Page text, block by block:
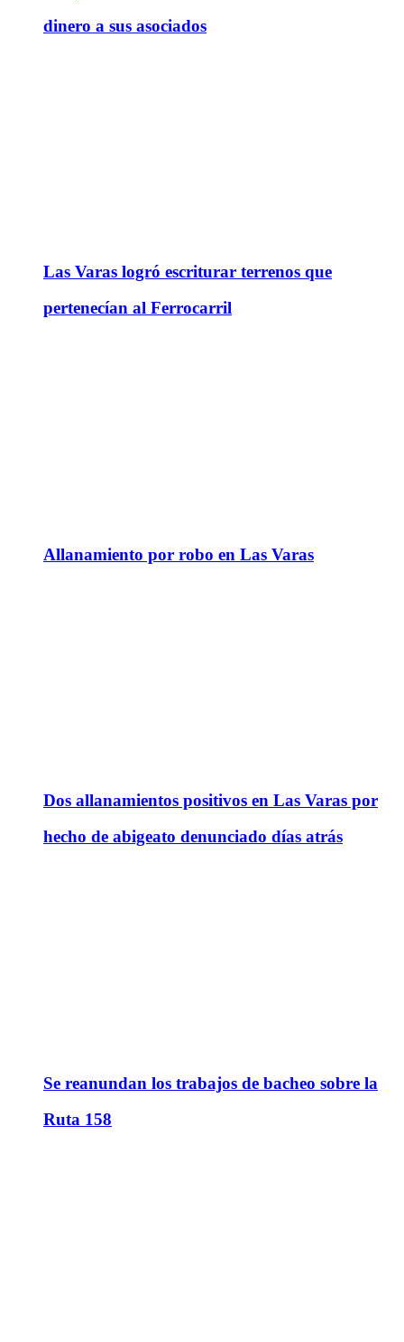
dinero a sus asociados
Las Varas logró escriturar terrenos que
pertenecían al Ferrocarril
Allanamiento por robo en Las Varas
Dos allanamientos positivos en Las Varas por
hecho de abigeato denunciado días atrás
Se reanundan los trabajos de bacheo sobre la
Ruta 158